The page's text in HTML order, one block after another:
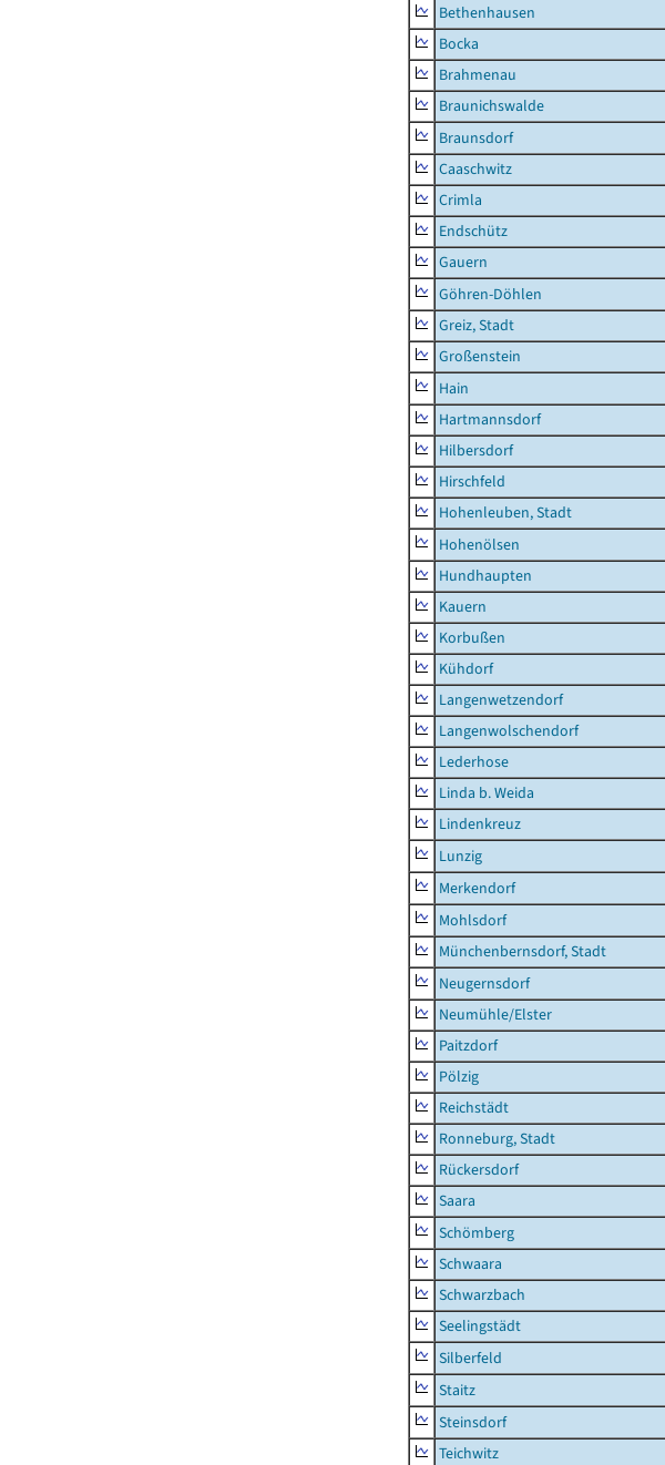
Bethenhausen
Bocka
Brahmenau
Braunichswalde
Braunsdorf
Caaschwitz
Crimla
Endschütz
Gauern
Göhren-Döhlen
Greiz, Stadt
Großenstein
Hain
Hartmannsdorf
Hilbersdorf
Hirschfeld
Hohenleuben, Stadt
Hohenölsen
Hundhaupten
Kauern
Korbußen
Kühdorf
Langenwetzendorf
Langenwolschendorf
Lederhose
Linda b. Weida
Lindenkreuz
Lunzig
Merkendorf
Mohlsdorf
Münchenbernsdorf, Stadt
Neugernsdorf
Neumühle/Elster
Paitzdorf
Pölzig
Reichstädt
Ronneburg, Stadt
Rückersdorf
Saara
Schömberg
Schwaara
Schwarzbach
Seelingstädt
Silberfeld
Staitz
Steinsdorf
Teichwitz